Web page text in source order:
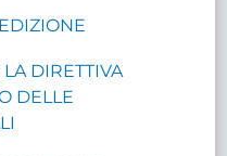
DIRETTIVA
DELLE